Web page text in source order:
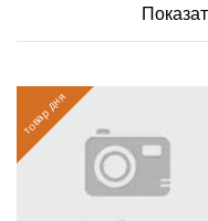
товар дня